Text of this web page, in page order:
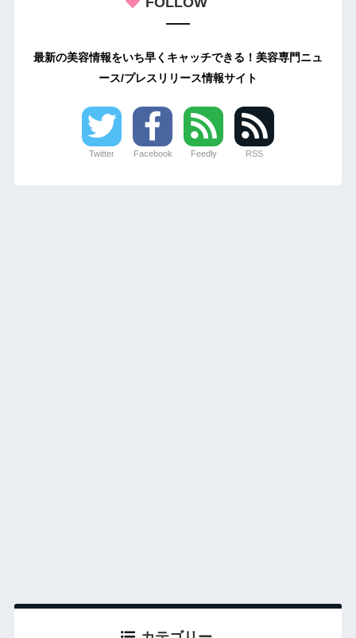
最新の美容情報をいち早くキャッチできる！美容専門ニュ
ース/プレスリリース情報サイト
Twitter Facebook Feedly RSS